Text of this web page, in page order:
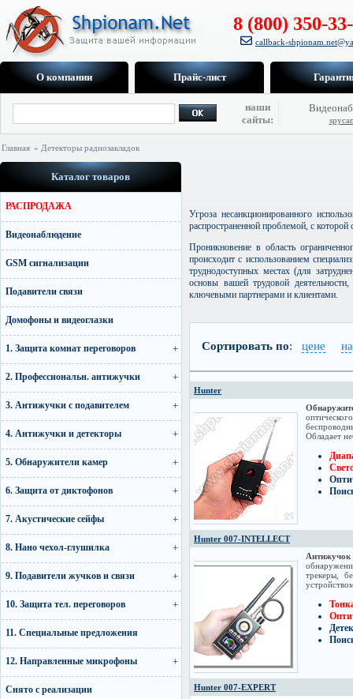
8 (800) 350-
callback-
О компании Прайс-лист
наши
сайты:
Главная » Детекторы радиозакладок
Каталог товаров
РАСПРОДАЖА
Видеонаблюдение
GSM сигнализации
Подавители связи
Домофоны и видеоглазки
1. Защита комнат переговоров
2. Профессиональн. антижучки
3. Антижучки с подавителем
4. Антижучки и детекторы
5. Обнаружители камер
6. Защита от диктофонов
7. Акустические сейфы
8. Нано чехол-глушилка
9. Подавители жучков и связи
10. Защита тел. переговоров
11. Специальные предложения
12. Направленные микрофоны
Снято с реализации
Угроза несанкционированного
распространенной проблемой, с которой
Проникновение в область
происходит с использованием
труднодоступных местах (для
основы вашей трудовой
ключевыми партнерами и клиентами.
Сортировать по: цене
Hunter
Обладает
Hunter 007-INTELLECT
трекеры,
Hunter 007-EXPERT